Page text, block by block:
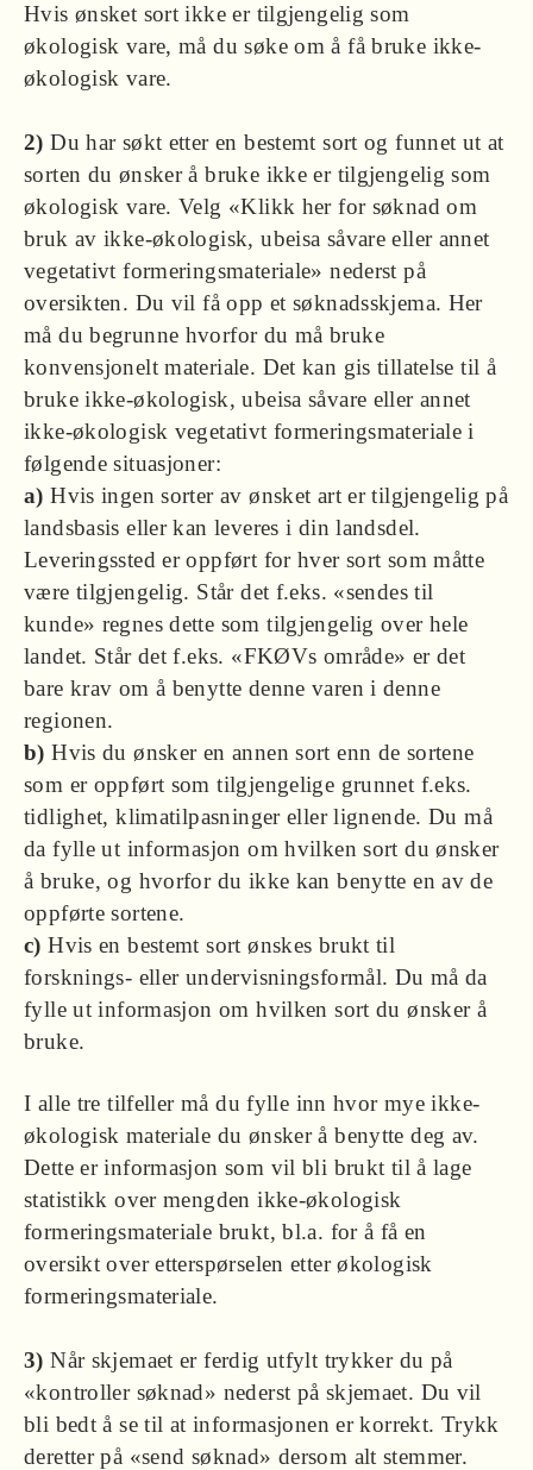
Hvis ønsket sort ikke er tilgjengelig som
økologisk vare, må du søke om å få bruke ikke-
økologisk vare.
2) Du har søkt etter en bestemt sort og funnet ut at
sorten du ønsker å bruke ikke er tilgjengelig som
økologisk vare. Velg «Klikk her for søknad om
bruk av ikke-økologisk, ubeisa såvare eller annet
vegetativt formeringsmateriale» nederst på
oversikten. Du vil få opp et søknadsskjema. Her
må du begrunne hvorfor du må bruke
konvensjonelt materiale. Det kan gis tillatelse til å
bruke ikke-økologisk, ubeisa såvare eller annet
ikke-økologisk vegetativt formeringsmateriale i
følgende situasjoner:
a) Hvis ingen sorter av ønsket art er tilgjengelig på
landsbasis eller kan leveres i din landsdel.
Leveringssted er oppført for hver sort som måtte
være tilgjengelig. Står det f.eks. «sendes til
kunde» regnes dette som tilgjengelig over hele
landet. Står det f.eks. «FKØVs område» er det
bare krav om å benytte denne varen i denne
regionen.
b) Hvis du ønsker en annen sort enn de sortene
som er oppført som tilgjengelige grunnet f.eks.
tidlighet, klimatilpasninger eller lignende. Du må
da fylle ut informasjon om hvilken sort du ønsker
å bruke, og hvorfor du ikke kan benytte en av de
oppførte sortene.
c) Hvis en bestemt sort ønskes brukt til
forsknings- eller undervisningsformål. Du må da
fylle ut informasjon om hvilken sort du ønsker å
bruke.
I alle tre tilfeller må du fylle inn hvor mye ikke-
økologisk materiale du ønsker å benytte deg av.
Dette er informasjon som vil bli brukt til å lage
statistikk over mengden ikke-økologisk
formeringsmateriale brukt, bl.a. for å få en
oversikt over etterspørselen etter økologisk
formeringsmateriale.
3) Når skjemaet er ferdig utfylt trykker du på
«kontroller søknad» nederst på skjemaet. Du vil
bli bedt å se til at informasjonen er korrekt. Trykk
deretter på «send søknad» dersom alt stemmer.